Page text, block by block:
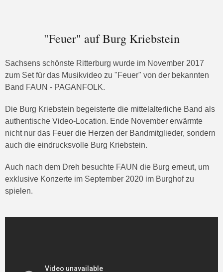
"Feuer" auf Burg Kriebstein
Sachsens schönste Ritterburg wurde im November 2017
zum Set für das Musikvideo zu "Feuer" von der bekannten
Band FAUN - PAGANFOLK.
Die Burg Kriebstein begeisterte die mittelalterliche Band als
authentische Video-Location. Ende November erwärmte
nicht nur das Feuer die Herzen der Bandmitglieder, sondern
auch die eindrucksvolle Burg Kriebstein.
Auch nach dem Dreh besuchte FAUN die Burg erneut, um
exklusive Konzerte im September 2020 im Burghof zu
spielen.